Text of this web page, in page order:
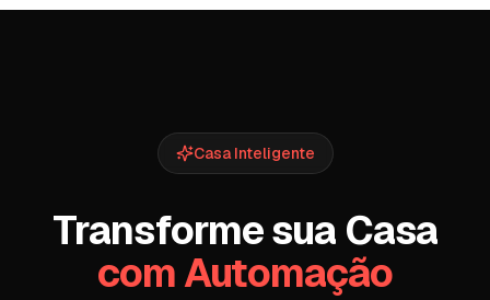
Casa Inteligente
Transforme sua Casa
com Automação